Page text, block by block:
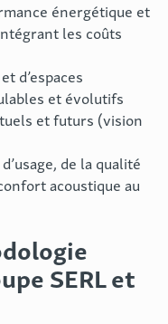
énergétique et
les coûts
d’espaces
et évolutifs
et futurs (vision
de la qualité
acoustique au
SERL et